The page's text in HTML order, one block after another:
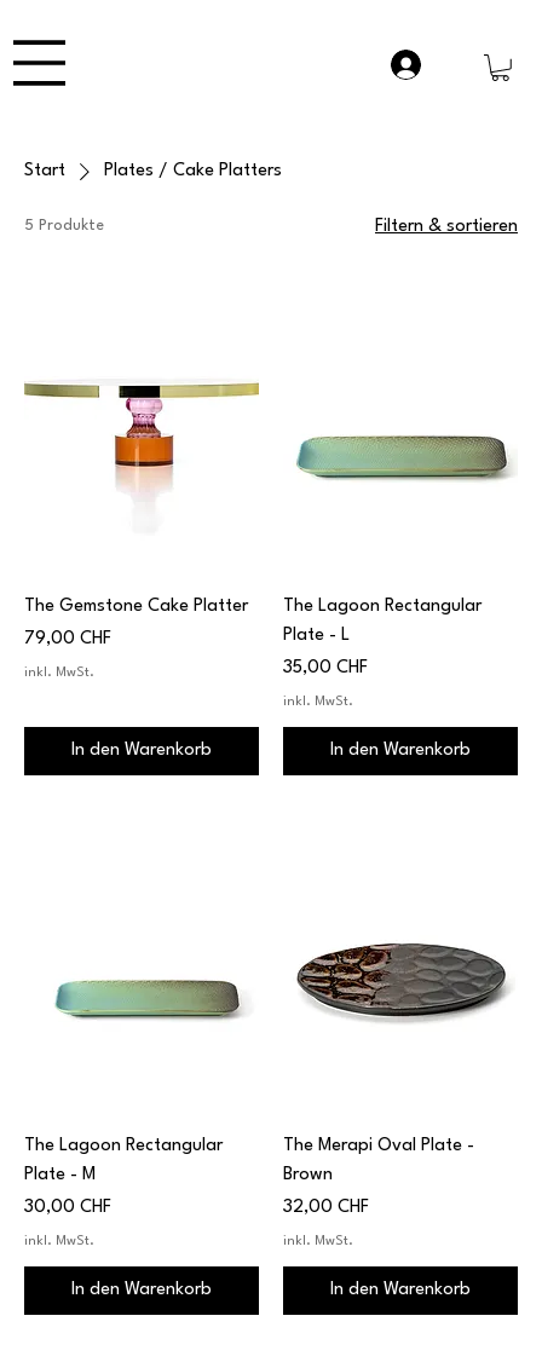
Start Plates / Cake Platters
5 Produkte Filtern & sortieren
The Gemstone Cake Platter
Preis
79,00 CHF
inkl. MwSt.
In den Warenkorb
The Lagoon Rectangular
Plate - L
Preis
35,00 CHF
inkl. MwSt.
In den Warenkorb
The Lagoon Rectangular
Plate - M
Preis
30,00 CHF
inkl. MwSt.
In den Warenkorb
The Merapi Oval Plate -
Brown
Preis
32,00 CHF
inkl. MwSt.
In den Warenkorb